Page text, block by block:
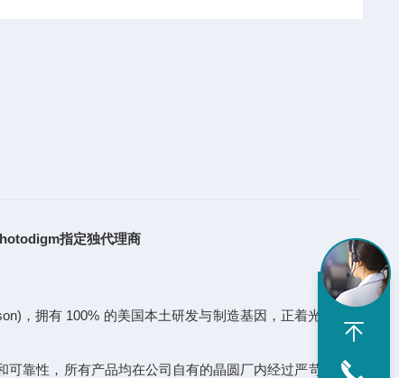
，拥有 100% 的美国本土研发与制造基因，正着光子学领
靠性，所有产品均在公司自有的晶圆厂内经过严苛的工艺